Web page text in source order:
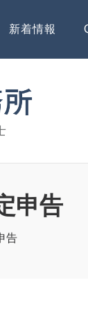
新着情報
申告
告